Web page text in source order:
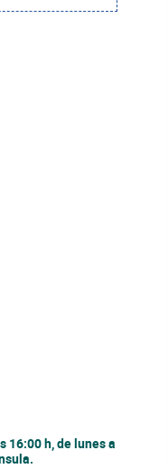
16:00 h, de lunes a